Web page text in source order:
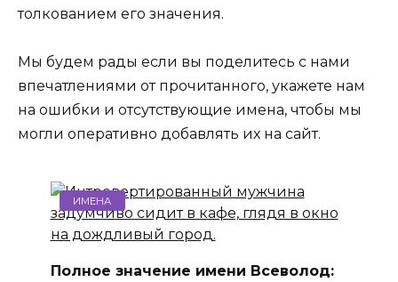
толкованием его значения.
Мы будем рады если вы поделитесь с нами
впечатлениями от прочитанного, укажете нам
на ошибки и отсутствующие имена, чтобы мы
могли оперативно добавлять их на сайт.
ИМЕНА
Полное значение имени Всеволод: